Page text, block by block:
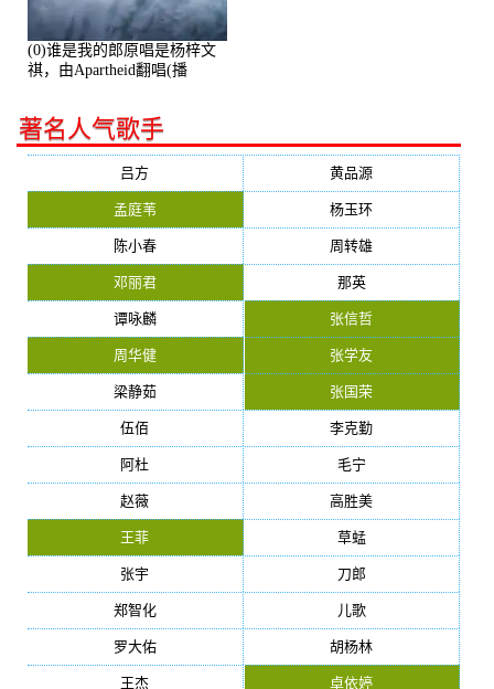
(0)谁是我的郎原唱是杨梓文
祺，由Apartheid翻唱(播
著名人气歌手
吕方 黄品源
孟庭苇 杨玉环
陈小春 周转雄
邓丽君 那英
谭咏麟 张信哲
周华健 张学友
梁静茹 张国荣
伍佰 李克勤
阿杜 毛宁
赵薇 高胜美
王菲 草蜢
张宇 刀郎
郑智化 儿歌
罗大佑 胡杨林
王杰 卓依婷